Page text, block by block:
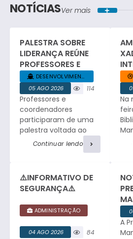
NOTÍCIASVer mais
PALESTRA SOBRE
LIDERANÇA REÚNE
PROFESSORES E
COORDENADORES
DA REDE MUNICIPAL
05 AGO 2026
DESENVOLVIMENTO... +1
114
ões
Professores e
coordenadores
participaram de uma
palestra voltada ao
desenvolvimento da
liderança no ambiente
troca de experiências
e atividades de
integração. César
Ribeiro, Consultor e
iniciou o encontro
Continuar lendo
EM
Na
⚠️INFORMATIVO DE
SEGURANÇA⚠️
04 AGO 2026
ADMINISTRAÇÃO
84
A